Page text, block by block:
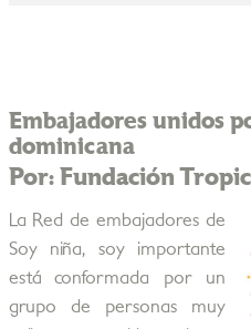
Embajadores unidos
dominicana
Por: Fundación
La Red de embajadores de
Soy niña, soy importante
está conformada por un
grupo de personas muy